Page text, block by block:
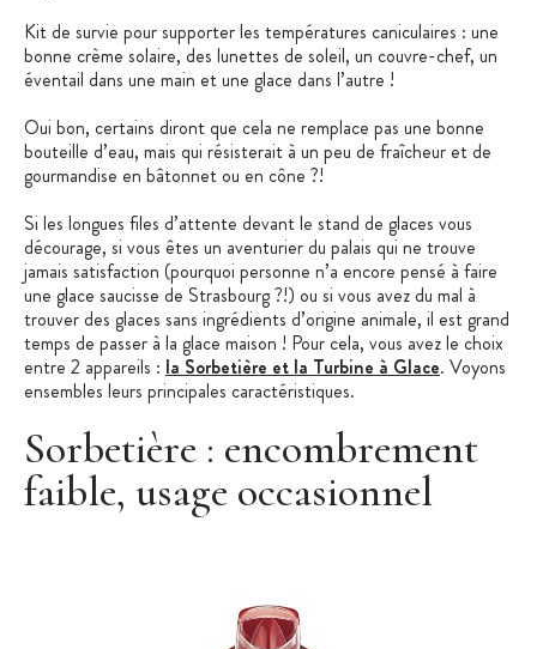
Kit de survie pour supporter les températures caniculaires : une
bonne crème solaire, des lunettes de soleil, un couvre-chef, un
éventail dans une main et une glace dans l’autre !
Oui bon, certains diront que cela ne remplace pas une bonne
bouteille d’eau, mais qui résisterait à un peu de fraîcheur et de
gourmandise en bâtonnet ou en cône ?!
Si les longues files d’attente devant le stand de glaces vous
décourage, si vous êtes un aventurier du palais qui ne trouve
jamais satisfaction (pourquoi personne n’a encore pensé à faire
une glace saucisse de Strasbourg ?!) ou si vous avez du mal à
trouver des glaces sans ingrédients d’origine animale, il est grand
temps de passer à la glace maison ! Pour cela, vous avez le choix
entre 2 appareils : la Sorbetière et la Turbine à Glace. Voyons
ensembles leurs principales caractéristiques.
Sorbetière : encombrement
faible, usage occasionnel